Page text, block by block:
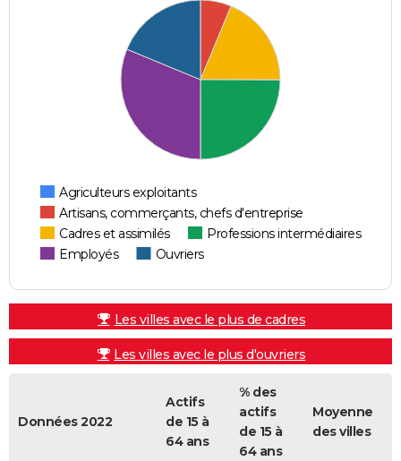
Agriculteurs exploitants
Artisans, commerçants, chefs d'entreprise
Cadres et assimilés
Professions intermédiaires
Employés
Ouvriers
Les villes avec le plus de cadres
Les villes avec le plus d'ouvriers
Données 2022
Actifs
de 15 à
64 ans
% des
actifs
de 15 à
64 ans
Moyenne
des villes